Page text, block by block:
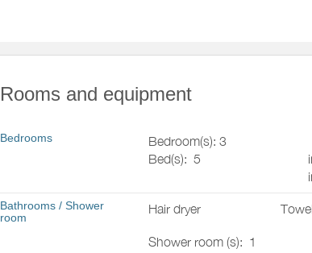
Rooms and equipment
Bedrooms
Bedroom(s): 3
Bed(s): 5
Bathrooms / Shower
room
Hair dryer
Shower room (s): 1